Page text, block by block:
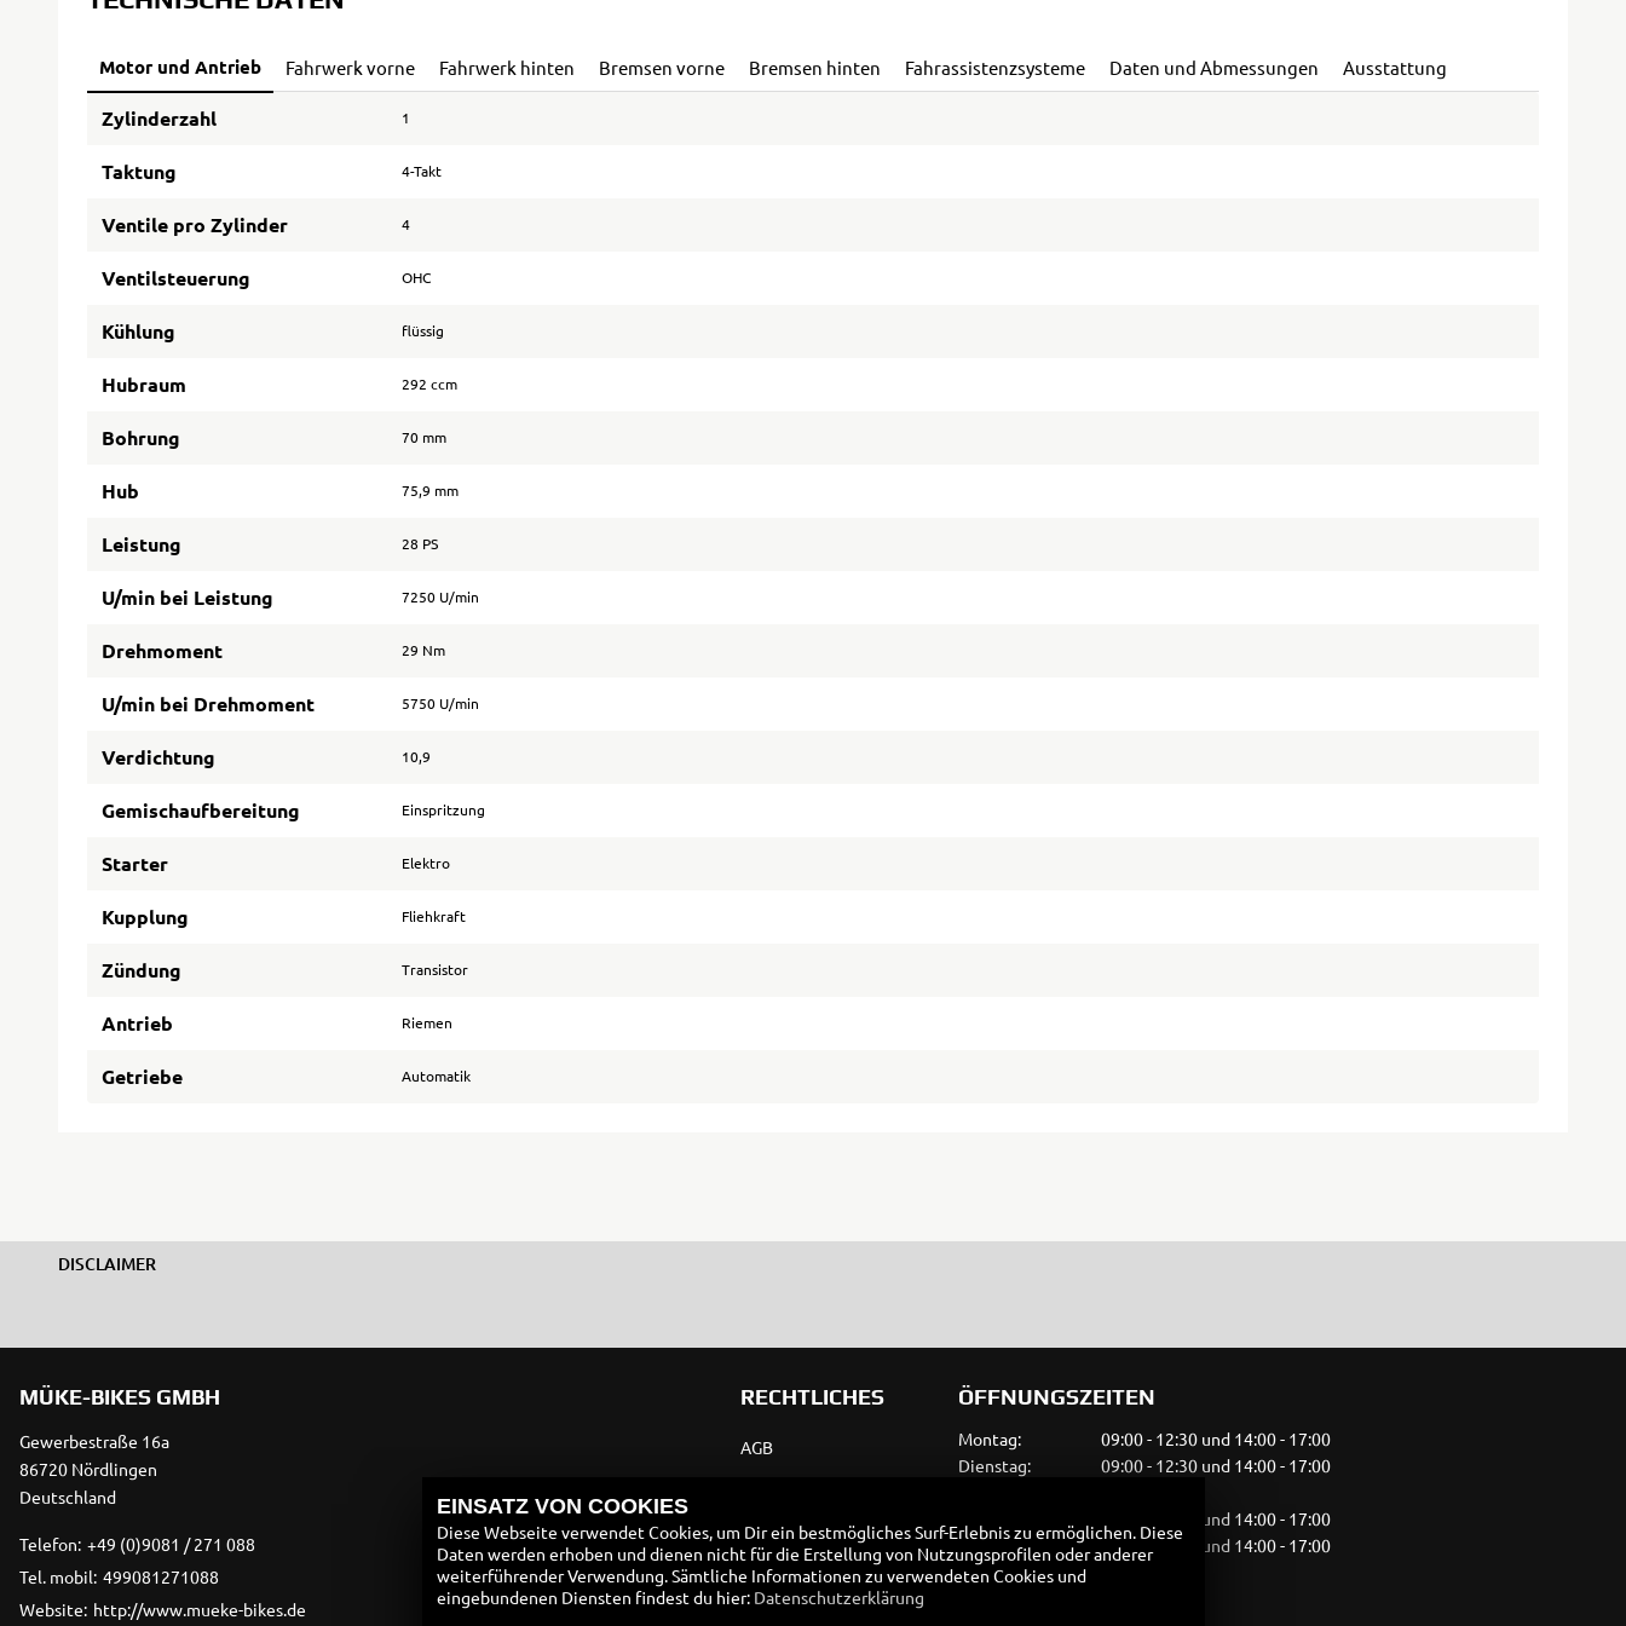
Motor und Antrieb Fahrwerk vorne Fahrwerk hinten Bremsen vorne Bremsen hinten Fahrassistenzsysteme Daten und Abmessungen Ausstattung
Zylinderzahl 1
Taktung 4-Takt
Ventile pro Zylinder 4
Ventilsteuerung OHC
Kühlung flüssig
Hubraum 292 ccm
Bohrung 70 mm
Hub 75,9 mm
Leistung 28 PS
U/min bei Leistung 7250 U/min
Drehmoment 29 Nm
U/min bei Drehmoment 5750 U/min
Verdichtung 10,9
Gemischaufbereitung Einspritzung
Starter Elektro
Kupplung Fliehkraft
Zündung Transistor
Antrieb Riemen
Getriebe Automatik
DISCLAIMER
MÜKE-BIKES GMBH
Gewerbestraße 16a
86720 Nördlingen
Deutschland
Telefon: +49 (0)9081 / 271 088
Tel. mobil: 499081271088
Website: http://www.mueke-bikes.de
RECHTLICHES
AGB
Datenschutz
Disclaimer
Barrierefreiheit
ÖFFNUNGSZEITEN
Montag:
09:00 - 12:30 und 14:00 - 17:00
Dienstag:
09:00 - 12:30 und 14:00 - 17:00
09:00 - 12:30 und 14:00 - 17:00
Freitag:
09:00 - 12:30 und 14:00 - 17:00
Samstag:
EINSATZ VON COOKIES
Diese Webseite verwendet Cookies, um Dir ein bestmögliches Surf-Erlebnis zu ermöglichen. Diese
Daten werden erhoben und dienen nicht für die Erstellung von Nutzungsprofilen oder anderer
weiterführender Verwendung. Sämtliche Informationen zu verwendeten Cookies und
eingebundenen Diensten findest du hier: Datenschutzerklärung